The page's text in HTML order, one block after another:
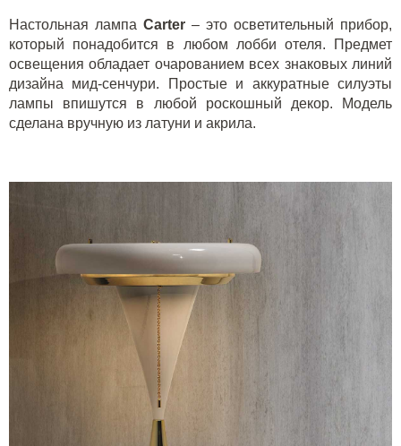
Настольная лампа Carter – это осветительный прибор,
который понадобится в любом лобби отеля. Предмет
освещения обладает очарованием всех знаковых линий
дизайна мид-сенчури. Простые и аккуратные силуэты
лампы впишутся в любой роскошный декор. Модель
сделана вручную из латуни и акрила.